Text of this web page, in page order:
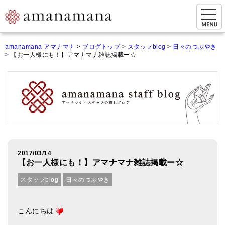
ご来店予約（実店舗）
ご来店&購入
オンライン相談&購入
倍音呼吸法レッスン
オンラインショップ
amanamana アマナマナ > ブログトップ> スタッフblog > 日々のつぶやき
>
【お一人様にも！】アマナマナ雑誌掲載ー☆
2017/03/14
【お一人様にも！】アマナマナ雑誌掲載ー☆
スタッフblog 日々のつぶやき
こんにちは